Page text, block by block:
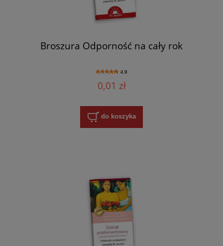
Broszura Odporność na cały rok
4.9
0,01 zł
do koszyka